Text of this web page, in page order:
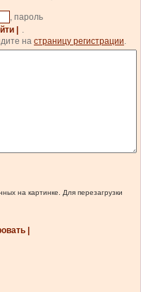
, пароль
|
.
на страницу регистрации.
на картинке. Для перезагрузки
|